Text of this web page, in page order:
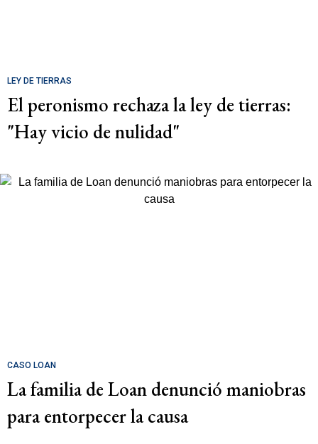
LEY DE TIERRAS
El peronismo rechaza la ley de tierras:
"Hay vicio de nulidad"
CASO LOAN
La familia de Loan denunció maniobras
para entorpecer la causa